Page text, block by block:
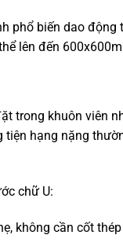
phổ biến dao
lên đến
trong khuôn viên
hạng nặng
chữ U:
không cần cốt thép